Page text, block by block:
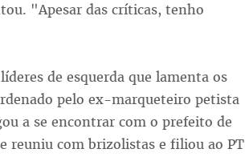
"Apesar das críticas, tenho
de esquerda que lamenta os
pelo ex-marqueteiro petista
a se encontrar com o prefeito de
reuniu com brizolistas e filiou ao PT